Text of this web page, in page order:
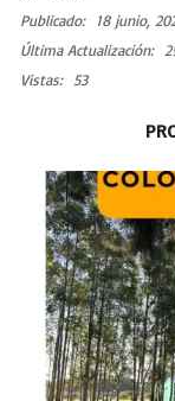
Publicado:
18 junio,
Última Actualización:
Vistas:
53